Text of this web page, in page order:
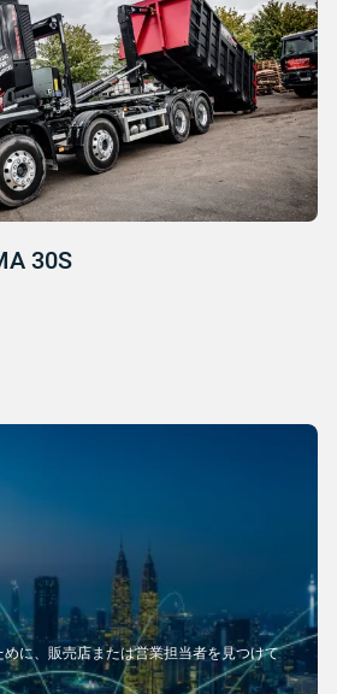
30S
めに、販売店または営業担当者を見つけて